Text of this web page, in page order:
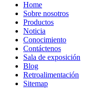
Home
Sobre nosotros
Productos
Noticia
Conocimiento
Contáctenos
Sala de exposición
Blog
Retroalimentación
Sitemap